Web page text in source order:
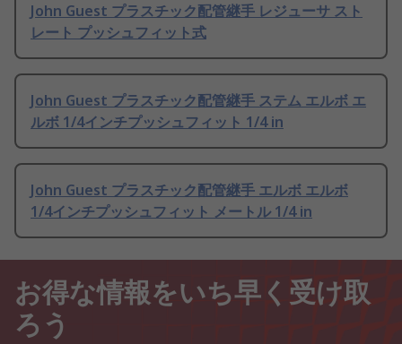
John Guest プラスチック配管継手 レジューサ スト
レート プッシュフィット式
John Guest プラスチック配管継手 ステム エルボ エ
ルボ 1/4インチプッシュフィット 1/4 in
John Guest プラスチック配管継手 エルボ エルボ
1/4インチプッシュフィット メートル 1/4 in
お得な情報をいち早く受け取
ろう